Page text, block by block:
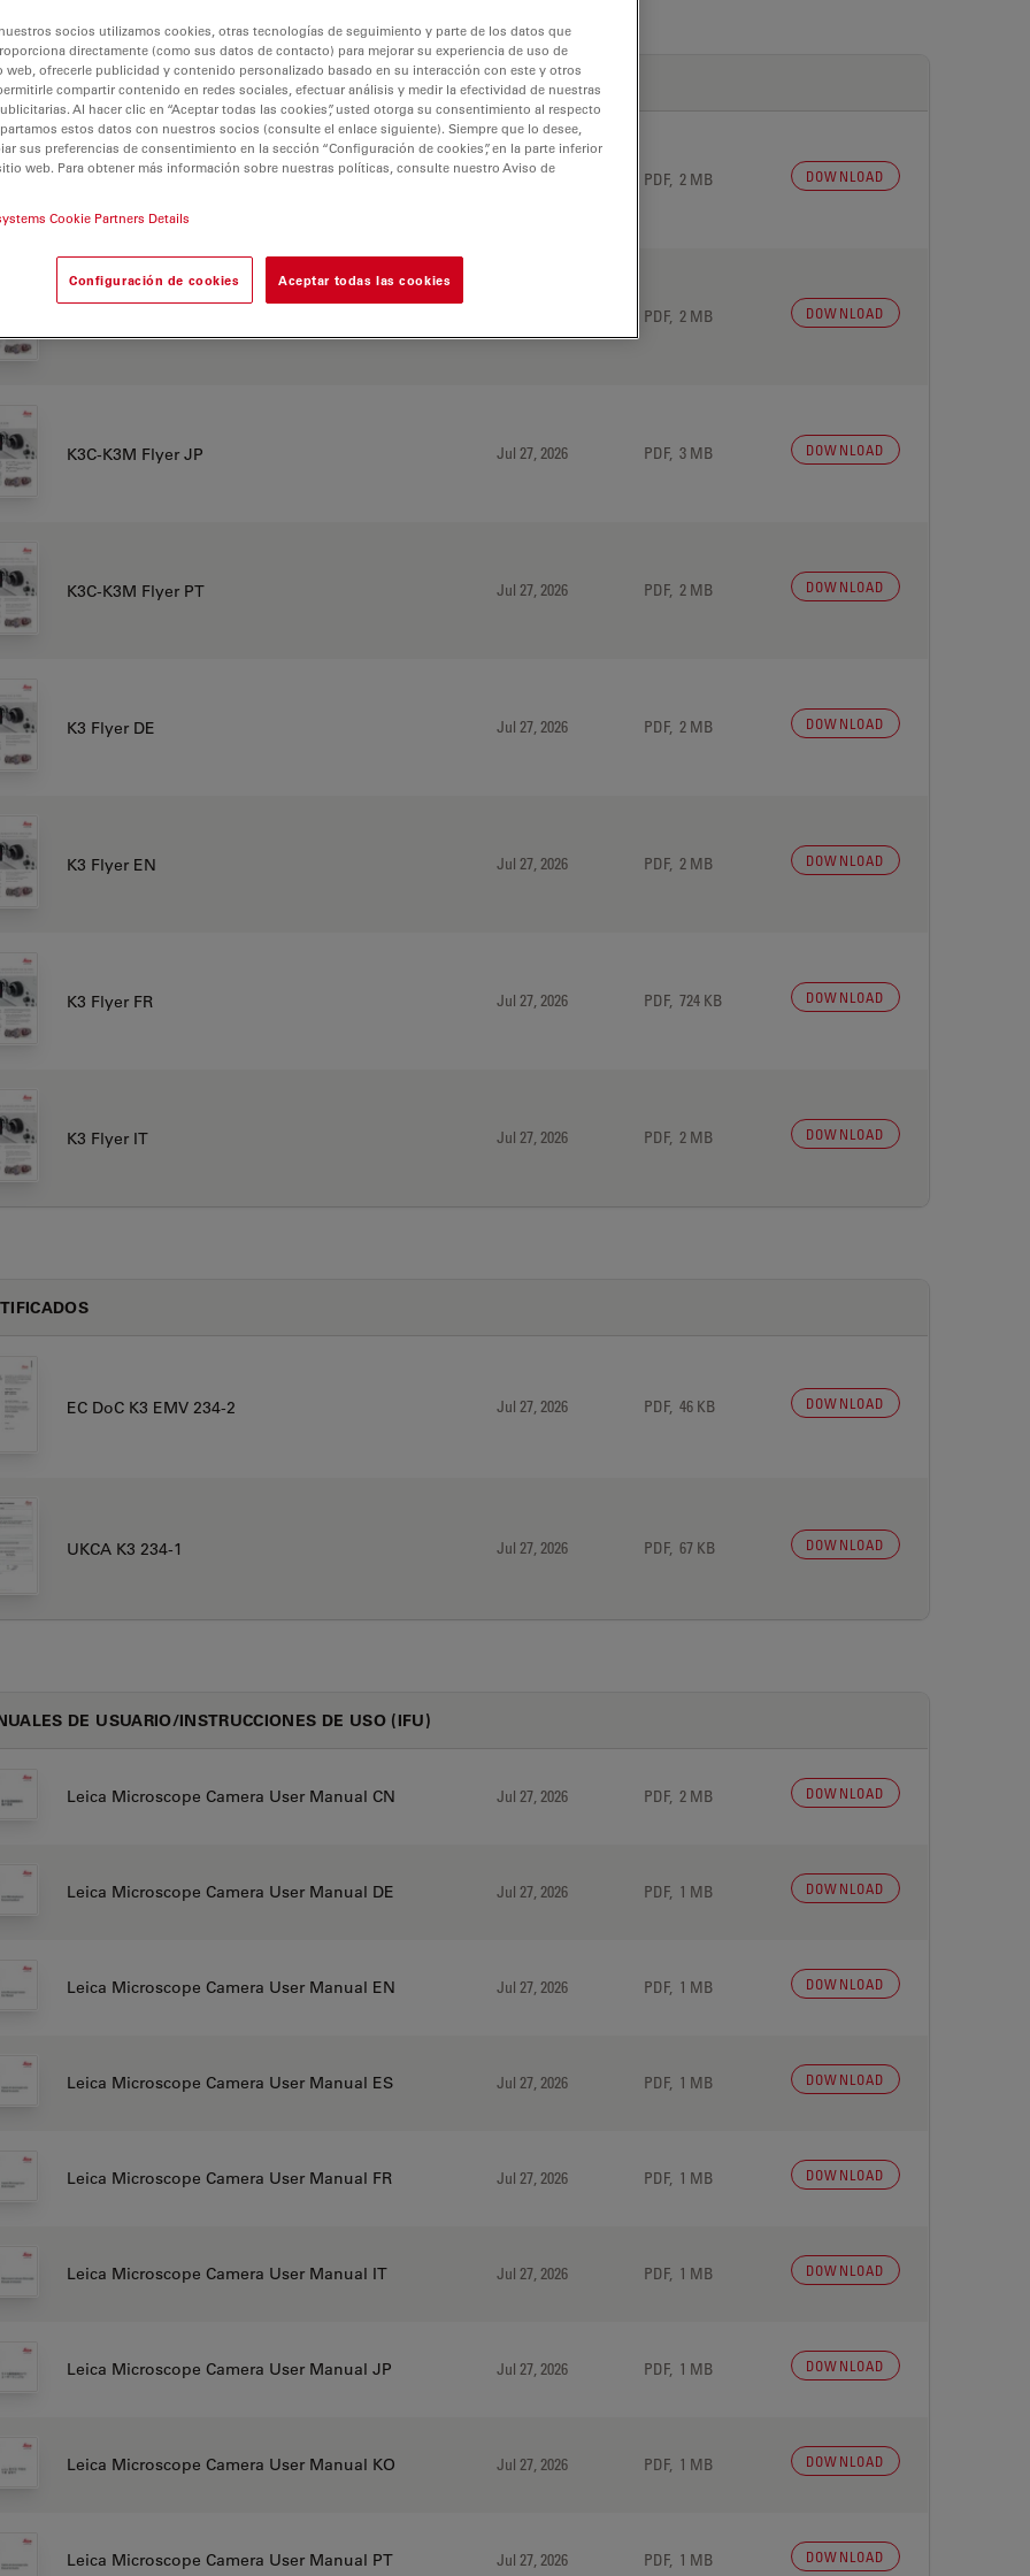
OR FLYER
Jul 27, 2026 PDF, 2 MB DOWNLOAD
PDF, 2 MB DOWNLOAD
K3C-K3M Flyer JP Jul 27, 2026 PDF, 3 MB DOWNLOAD
K3C-K3M Flyer PT Jul 27, 2026 PDF, 2 MB DOWNLOAD
K3 Flyer DE Jul 27, 2026 PDF, 2 MB DOWNLOAD
K3 Flyer EN Jul 27, 2026 PDF, 2 MB DOWNLOAD
K3 Flyer FR Jul 27, 2026 PDF, 724 KB DOWNLOAD
K3 Flyer IT Jul 27, 2026 PDF, 2 MB DOWNLOAD
EC DoC K3 EMV 234-2 Jul 27, 2026 PDF, 46 KB DOWNLOAD
UKCA K3 234-1 Jul 27, 2026 PDF, 67 KB DOWNLOAD
DE USUARIO/INSTRUCCIONES DE USO (IFU)
Leica Microscope Camera User Manual CN Jul 27, 2026 PDF, 2 MB DOWNLOAD
Leica Microscope Camera User Manual DE Jul 27, 2026 PDF, 1 MB DOWNLOAD
Leica Microscope Camera User Manual EN Jul 27, 2026 PDF, 1 MB DOWNLOAD
Leica Microscope Camera User Manual ES Jul 27, 2026 PDF, 1 MB DOWNLOAD
Leica Microscope Camera User Manual FR Jul 27, 2026 PDF, 1 MB DOWNLOAD
Leica Microscope Camera User Manual IT Jul 27, 2026 PDF, 1 MB DOWNLOAD
Leica Microscope Camera User Manual JP Jul 27, 2026 PDF, 1 MB DOWNLOAD
Leica Microscope Camera User Manual KO Jul 27, 2026 PDF, 1 MB DOWNLOAD
Leica Microscope Camera User Manual PT Jul 27, 2026 PDF, 1 MB DOWNLOAD
socios utilizamos cookies, otras tecnologías de seguimiento y parte de los datos que
directamente (como sus datos de contacto) para mejorar su experiencia de uso de
web, ofrecerle publicidad y contenido personalizado basado en su interacción con este y otros
compartir contenido en redes sociales, efectuar análisis y medir la efectividad de nuestras
Al hacer clic en “Aceptar todas las cookies”, usted otorga su consentimiento al respecto
estos datos con nuestros socios (consulte el enlace siguiente). Siempre que lo desee,
sus preferencias de consentimiento en la sección “Configuración de cookies”, en la parte inferior
web. Para obtener más información sobre nuestras políticas, consulte nuestro Aviso de
Cookie Partners Details
Configuración de cookies Aceptar todas las cookies